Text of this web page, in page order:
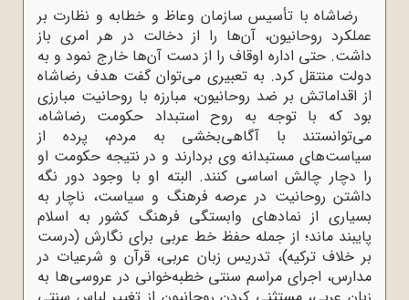
رضاشاه با تأسیس سازمان وعاظ و خطابه و نظارت بر
عملکرد روحانیون، آن‌ها را از دخالت در هر امری باز
داشت. حتی اداره اوقاف را از دست آن‌ها خارج نمود و به
دولت منتقل کرد. به تعبیری می‌توان گفت هدف رضاشاه
از اقداماتش بر ضد روحانیون، مبارزه با روحانیت مبارزی
بود که با توجه به روح استبداد حکومت رضاشاه،
می‌توانستند با آگاهی‌بخشی به مردم، پرده از
سیاست‌های مستبدانه وی بردارند و در نتیجه حکومت او
را دچار چالش اساسی کنند. البته او با وجود دور نگه
داشتن روحانیت در عرصه فرهنگ و سیاست، ناچار به
بسیاری از نمادهای وابستگی فرهنگ کشور به اسلام
پایبند ماند؛ از جمله حفظ خط عربی برای نگارش (درست
بر خلاف ترکیه)، تدریس زبان عربی، قرآن و شرعیات در
مدارس، اجرای مراسم سنتی خطبه‌خوانی در عروسی‌ها به